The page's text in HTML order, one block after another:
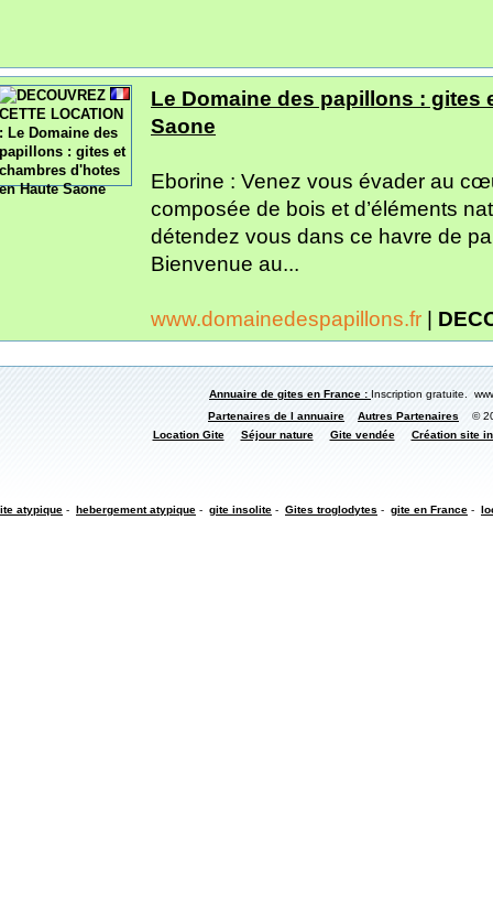
Le Domaine des papillons : gites
Saone
Eborine : Venez vous évader au
composée de bois et d’éléments
détendez vous dans ce havre de
Bienvenue au...
www.domainedespapillons.fr |
Annuaire de gites en France : Inscription gratuite.
Partenaires de l annuaire
Autres Partenaires ©
Location Gite
Séjour nature Gite vendée Création site
atypique - hebergement atypique - gite insolite - Gites troglodytes - gite en France -